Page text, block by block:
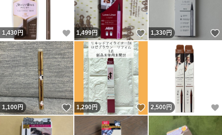
1,430円 いいね！
1,499円 いいね！
1,330円
1,100円 いいね！
1,290円 いいね！
2,500 円